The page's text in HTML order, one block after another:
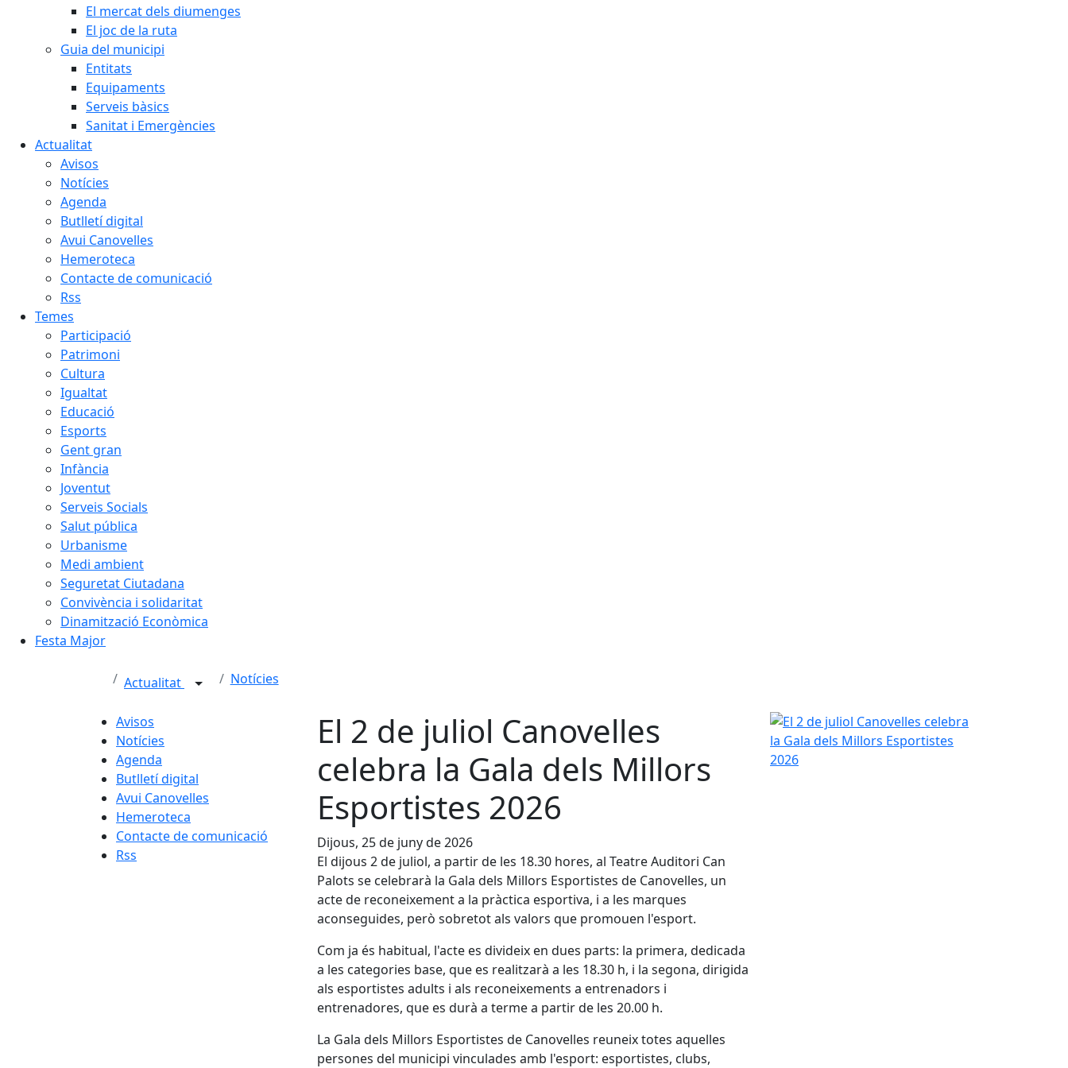
El mercat dels diumenges
El joc de la ruta
Guia del municipi
Entitats
Equipaments
Serveis bàsics
Sanitat i Emergències
Actualitat
Avisos
Notícies
Agenda
Butlletí digital
Avui Canovelles
Hemeroteca
Contacte de comunicació
Rss
Temes
Participació
Patrimoni
Cultura
Igualtat
Educació
Esports
Gent gran
Infància
Joventut
Serveis Socials
Salut pública
Urbanisme
Medi ambient
Seguretat Ciutadana
Convivència i solidaritat
Dinamització Econòmica
Festa Major
Actualitat Notícies
Avisos
Notícies
Agenda
Butlletí digital
Avui Canovelles
Hemeroteca
Contacte de comunicació
Rss
El 2 de juliol Canovelles
celebra la Gala dels Millors
Esportistes 2026
Dijous, 25 de juny de 2026
El dijous 2 de juliol, a partir de les 18.30 hores, al Teatre Auditori Can
Palots se celebrarà la Gala dels Millors Esportistes de Canovelles, un
acte de reconeixement a la pràctica esportiva, i a les marques
aconseguides, però sobretot als valors que promouen l'esport.
Com ja és habitual, l'acte es divideix en dues parts: la primera, dedicada
a les categories base, que es realitzarà a les 18.30 h, i la segona, dirigida
als esportistes adults i als reconeixements a entrenadors i
entrenadores, que es durà a terme a partir de les 20.00 h.
La Gala dels Millors Esportistes de Canovelles reuneix totes aquelles
persones del municipi vinculades amb l'esport: esportistes, clubs,
El 2 de juliol Canovelles celebra la Gala dels